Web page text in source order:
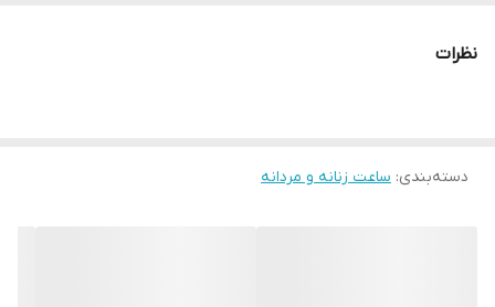
نظرات
دسته‌بندی: ساعت زنانه و مردانه